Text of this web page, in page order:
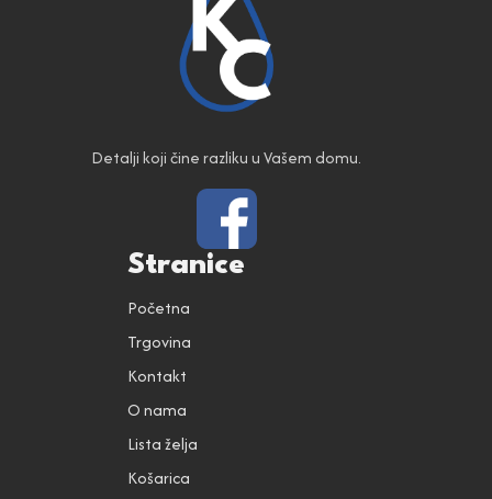
Detalji koji čine razliku u Vašem domu.
Stranice
Početna
Trgovina
Kontakt
O nama
Lista želja
Košarica